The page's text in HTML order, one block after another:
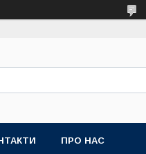
ПРО НАС